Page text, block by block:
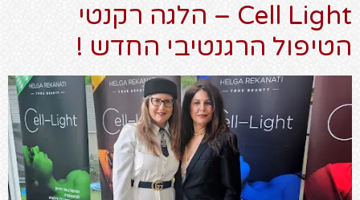
Cell Light – הלגה רקנטי
הטיפול הרגנטיבי החדש !